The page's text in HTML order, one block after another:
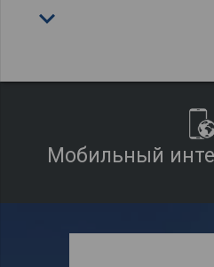
keyboard_arrow_down
Мобильный